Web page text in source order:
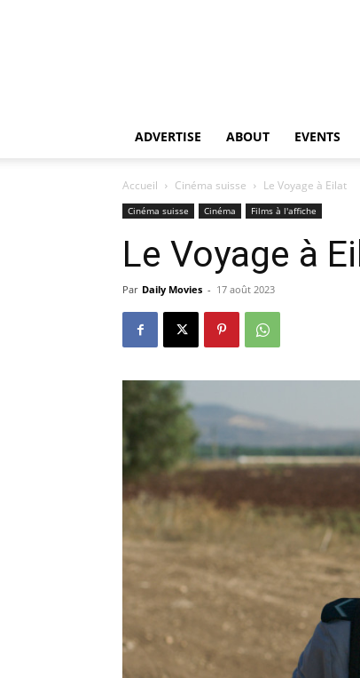
ADVERTISE ABOUT EVENTS
Accueil Cinéma suisse Le Voyage à Eilat
Cinéma suisse Cinéma Films à l'affiche
Le Voyage à
Par Daily Movies - 17 août 2023